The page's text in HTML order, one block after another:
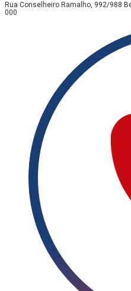
Rua Conselheiro Ramalho, 992/988
000